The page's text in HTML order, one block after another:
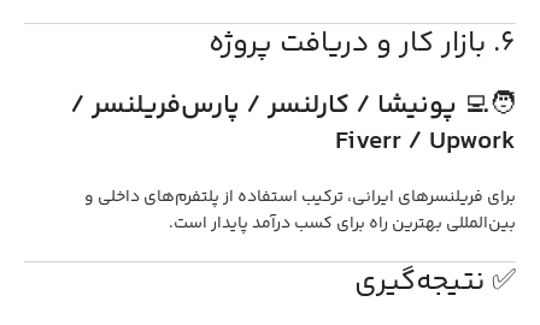
6. بازار کار و دریافت پروژه
🧑‍💻 پونیشا / کارلنسر / پارس‌فریلنسر /
Fiverr / Upwork
برای فریلنسرهای ایرانی، ترکیب استفاده از پلتفرم‌های داخلی و
بین‌المللی بهترین راه برای کسب درآمد پایدار است.
✅ نتیجه‌گیری